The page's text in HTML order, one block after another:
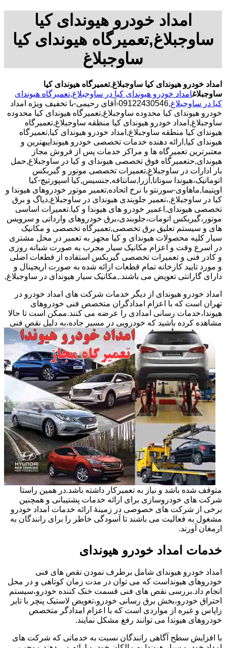
امداد خودرو هیوندای کیا
ساوجبلاغ,تعمیرگاه هیوندای کیا
ساوجبلاغ
امداد خودرو هیوندای کیا ساوجبلاغ,تعمیرگاه هیوندای کیا
ساوجبلاغامداد خودرو هیوندای کیا در ساوجبلاغ,تعمیرگاه هیوندای
کیا در ساوجبلاغ
,09122430546-آقای رحیمی-با تخفیف ویژه امداد
خودرو هیوندای کیا محدوده ساوجبلاغ,تعمیرگاه هیوندای کیا محدوده
ساوجبلاغ,امداد خودرو هیوندای کیا منطقه ساوجبلاغ,تعمیرگاه
هیوندای کیا منطقه ساوجبلاغ,امداد خودرو هیوندای کیا,تعمیرگاه
هیوندای کیا,ارائه دهنده خدمات تخصصی خودرو هیوندایبهترین و
معتبرترین تعمیرگاه ها و مراکز خدمات پس از فروش مجاز
هیوندای,حتعمیرگاه فوق تخصصی هیوندای و کیا در ساوجبلاغ,حمل
بار ادارات در ساوجبلاغ,تعمیرات تخصصی موتور و گیربکس
اتوماتیک،هیوندا سوناتا,آزرا,سانتافه,جنسیس,کیا اسپورتیچ-کیا
اوپتیما‌,ماهاوی-سورنتو با نرخ اتحاده,تعمیر موتور خودروهای هیوندا و
کیا در ساوجبلاغ,،تعمیر جلوبندی هیوندای در ساوجبلاغ,دیاگ و برق
تخصصی هیوندای,اعمیر خودرو های هیوندا و کیا.تعمیرات اساسی
موتور،گیربکس اتومات،جلوبندی،برق خودروهای وارداتی و سرویس
های و سیستم تعلیق برق تخصصی,تعمیرگاه تخصصی و مکانیک
سیار کلیه محصولات هیوندای و کیا مجهز به تعمیر در محل مشتری
در اسرع وقت و اعزام مکانیک سیار مجرب به صورت شبانه روزی
و کادر فنی و تعمیرات تخصصی گیربکس استفاده از قطعات اصلی
و مورد تایید کارخانه تمام قطعات ارائه شده به صورت اریجینال و
دارای گارانتی تعویض می باشند.,مکانیک سیار هیوندای در ساوجبلاغ,
امداد خودرو هیوندای از دیگر خدمات شرکت های امداد خودرو در
تهران است که با اعزام امدادگران متخصص فنی خودروهای
هیوندا،خدمات رسانی امدادی را عرضه می کنند.ممکن است تا حالا
مشاهده کرده باشید که خودرویی در مسیر جاده،به دلیل نقص فنی
متوقف شده باشد و نیاز به تعمیرکار داشته باشد.در همین راستا
شرکت های خودروسازی برای ارائه خدمات پشتیبانی و همچنین
برخی از شرکت های خصوصی در زمینۀ ارائه خدمات امداد خودرو
مشغول به فعالیت می باشند تا آسودگی خاطر را برای رانندگان به
ارمغان آورند.
خدمات امداد خودرو هیوندای
امداد خودرو هیوندای شامل برطرف نمودن نقص های فنی
خودروهای هیونداست که می توان در مدت زمان کوتاهی و در محل
انجام داد.بررسی نقص های فنی قسمت خنک کننده خودرو،سیستم
احتراق خودرو،بخش برق رسانی خودرو،تعویض لاستیک پنچر با تایر
زاپاس و غیره از مواردی است که با اعزام امدادگر متخصص
خودروهای هیوندا می توانند رفع مشکل نمایند.
با افزایش سطح آگاهی رانندگان نسبت به خدماتی که شرکت های